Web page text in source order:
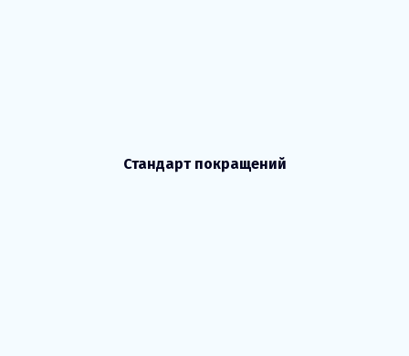
Стандарт покращений